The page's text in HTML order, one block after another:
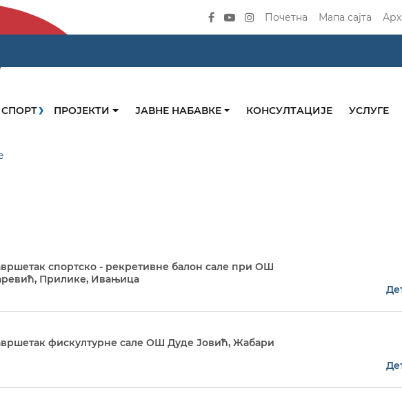
Почетна Мапа сајта
СПОРТ ПРОЈЕКТИ ЈАВНЕ НАБАВКЕ КОНСУЛТАЦИЈЕ УСЛУГЕ
спортско - рекретивне балон сале при ОШ
Прилике, Ивањица
фискултурне сале ОШ Дуде Јовић, Жабари